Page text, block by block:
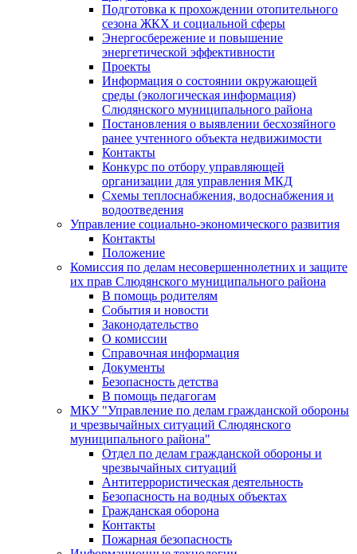
Подготовка к прохождении отопительного
сезона ЖКХ и социальной сферы
Энергосбережение и повышение
энергетической эффективности
Проекты
Информация о состоянии окружающей
среды (экологическая информация)
Слюдянского муниципального района
Постановления о выявлении бесхозяйного
ранее учтенного объекта недвижимости
Контакты
Конкурс по отбору управляющей
организации для управления МКД
Схемы теплоснабжения, водоснабжения и
водоотведения
Управление социально-экономического развития
Контакты
Положение
Комиссия по делам несовершеннолетних и защите
их прав Слюдянского муниципального района
В помощь родителям
События и новости
Законодательство
О комиссии
Справочная информация
Документы
Безопасность детства
В помощь педагогам
МКУ "Управление по делам гражданской обороны
и чрезвычайных ситуаций Слюдянского
муниципального района"
Отдел по делам гражданской обороны и
чрезвычайных ситуаций
Антитеррористическая деятельность
Безопасность на водных объектах
Гражданская оборона
Контакты
Пожарная безопасность